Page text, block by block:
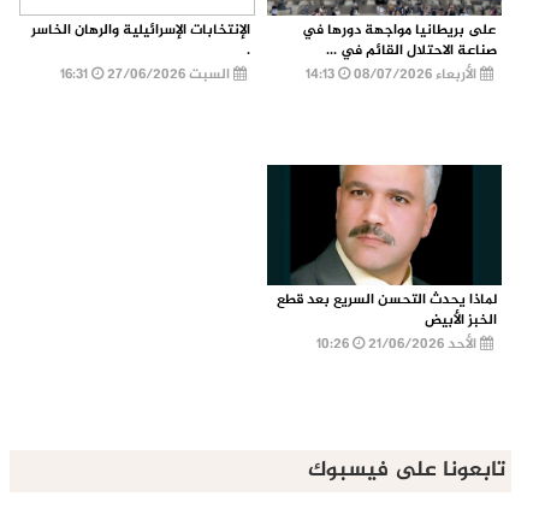
على بريطانيا مواجهة دورها في
صناعة الاحتلال القائم في ...
الأربعاء 08/07/2026
الإنتخابات الإسرائيلية والرهان الخاسر
.
السبت 27/06/2026
16:31
لماذا يحدث التحسن السريع بعد قطع
الخبز الأبيض
الأحد 21/06/2026
تابعونا على فيسبوك